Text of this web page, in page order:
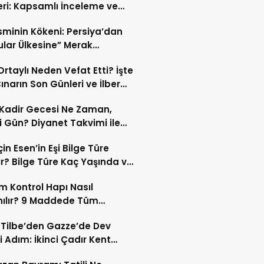
Kapsamlı İnceleme ve
Kökeni: Persiya’dan
Ülkesine” Merak
Neden Vefat Etti? İşte
Son Günleri ve İlber
Gecesi Ne Zaman,
Gün? Diyanet Takvimi ile
Esen’in Eşi Bilge Türe
Bilge Türe Kaç Yaşında ve
Kontrol Hapı Nasıl
9 Maddede Tüm
Tilbe’den Gazze’de Dev
Adım: İkinci Çadır Kent